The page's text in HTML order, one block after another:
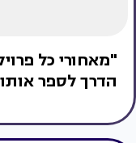
"מאחורי כל
הדרך לספר